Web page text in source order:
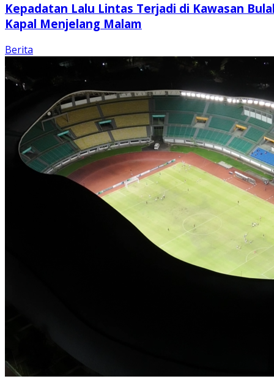
Kepadatan Lalu Lintas Terjadi di Kawasan
Kapal Menjelang Malam
Berita